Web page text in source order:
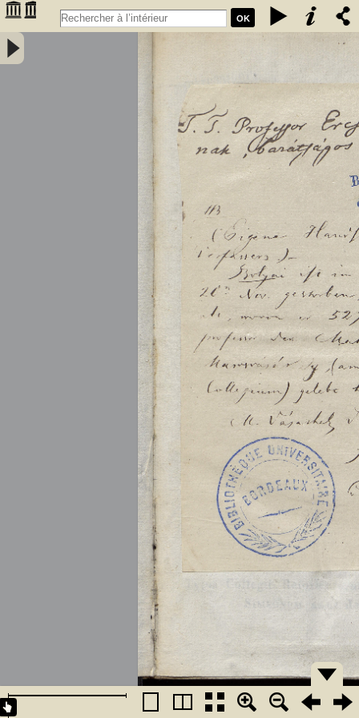
OK
Tentamen juventutem studiosam in elementa matheseos purae,
elementaris ac sublimioris, methodo intuitiva, evidentiaque huic
propria, introducendi. Cum appendice triplici. Auctore Professore
Matheseos et Physices Chemiaeque Publ. Ordinario. Tomus primus